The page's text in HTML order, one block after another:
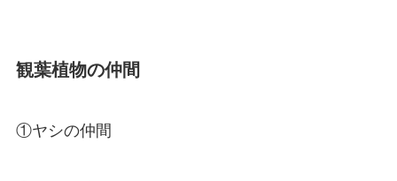
観葉植物の仲間
①ヤシの仲間